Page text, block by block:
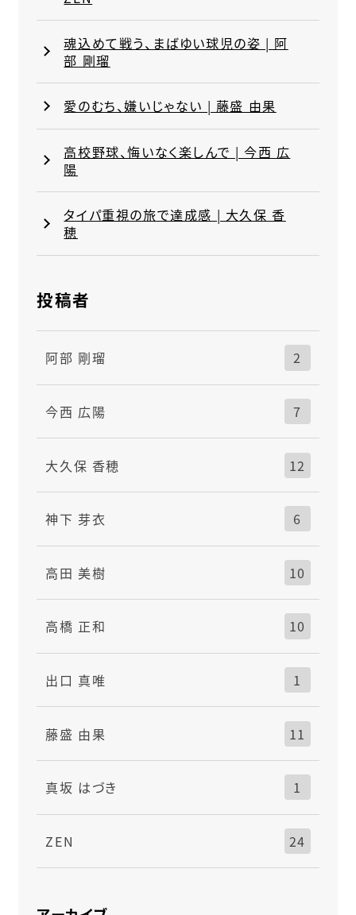
魂込めて戦う、まばゆい球児の姿 | 阿
部 剛瑠
愛のむち、嫌いじゃない | 藤盛 由果
高校野球、悔いなく楽しんで | 今西 広
陽
タイパ重視の旅で達成感 | 大久保 香
穂
投稿者
阿部 剛瑠 2
今西 広陽 7
大久保 香穂 12
神下 芽衣 6
高田 美樹 10
高橋 正和 10
出口 真唯 1
藤盛 由果 11
真坂 はづき 1
ZEN 24